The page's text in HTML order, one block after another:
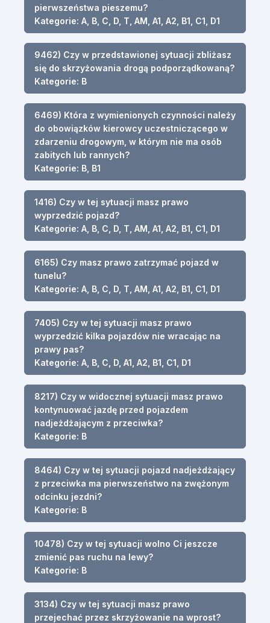
pierwszeństwa pieszemu?
Kategorie: A, B, C, D, T, AM, A1, A2, B1, C1, D1
9462) Czy w przedstawionej sytuacji zbliżasz
się do skrzyżowania drogą podporządkowaną?
Kategorie: B
6469) Która z wymienionych czynności należy
do obowiązków kierowcy uczestniczącego w
zdarzeniu drogowym, w którym nie ma osób
zabitych lub rannych?
Kategorie: B, B1
1416) Czy w tej sytuacji masz prawo
wyprzedzić pojazd?
Kategorie: A, B, C, D, T, AM, A1, A2, B1, C1, D1
6165) Czy masz prawo zatrzymać pojazd w
tunelu?
Kategorie: A, B, C, D, T, AM, A1, A2, B1, C1, D1
7405) Czy w tej sytuacji masz prawo
wyprzedzić kilka pojazdów nie wracając na
prawy pas?
Kategorie: A, B, C, D, A1, A2, B1, C1, D1
8217) Czy w widocznej sytuacji masz prawo
kontynuować jazdę przed pojazdem
nadjeżdżającym z przeciwka?
Kategorie: B
8464) Czy w tej sytuacji pojazd nadjeżdżający
z przeciwka ma pierwszeństwo na zwężonym
odcinku jezdni?
Kategorie: B
10478) Czy w tej sytuacji wolno Ci jeszcze
zmienić pas ruchu na lewy?
Kategorie: B
3134) Czy w tej sytuacji masz prawo
przejechać przez skrzyżowanie na wprost?